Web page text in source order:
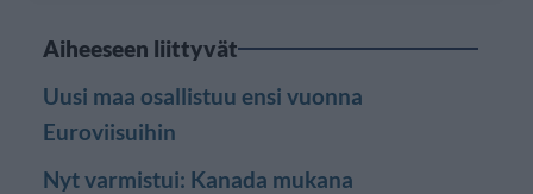
Aiheeseen liittyvät
Uusi maa osallistuu ensi vuonna
Euroviisuihin
Nyt varmistui: Kanada mukana